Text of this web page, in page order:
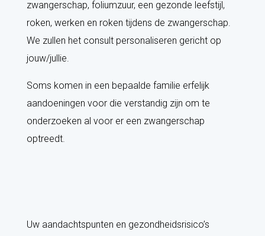
zwangerschap, foliumzuur, een gezonde leefstijl,
roken, werken en roken tijdens de zwangerschap.
We zullen het consult personaliseren gericht op
jouw/jullie.
Soms komen in een bepaalde familie erfelijk
aandoeningen voor die verstandig zijn om te
onderzoeken al voor er een zwangerschap
optreedt.
Uw aandachtspunten en gezondheidsrisico’s